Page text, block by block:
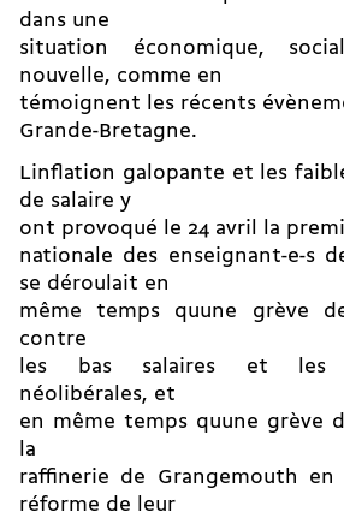
dans une
situation économique,
nouvelle, comme en
témoignent les récents
Grande-Bretagne.
Linflation galopante et les
de salaire y
ont provoqué le 24 avril la
nationale des enseignant-e-s
se déroulait en
même temps quune grève
contre
les bas salaires et les
néolibérales, et
en même temps quune grève
la
raffinerie de Grangemouth en
réforme de leur